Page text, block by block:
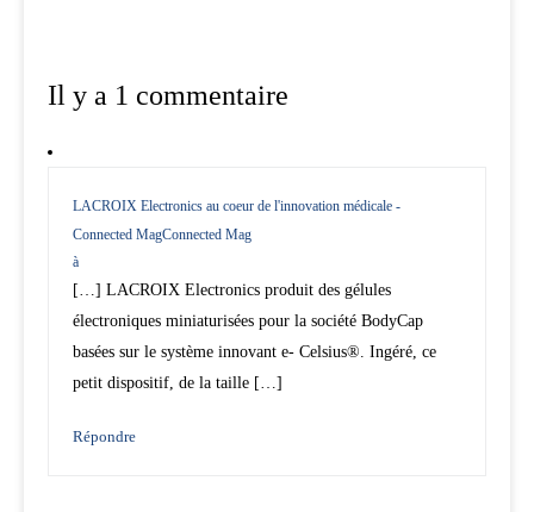
Il y a 1 commentaire
LACROIX Electronics au coeur de l'innovation médicale -
Connected MagConnected Mag
à
[…] LACROIX Electronics produit des gélules
électroniques miniaturisées pour la société BodyCap
basées sur le système innovant e- Celsius®. Ingéré, ce
petit dispositif, de la taille […]
Répondre